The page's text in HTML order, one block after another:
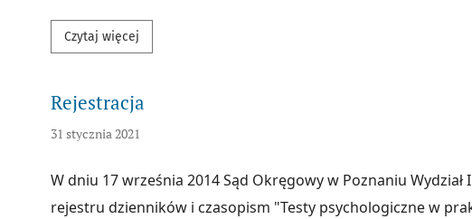
Czytaj więcej
Rejestracja
31 stycznia 2021
W dniu 17 września 2014 Sąd Okręgowy w Poznaniu Wydział
rejestru dzienników i czasopism "Testy psychologiczne w